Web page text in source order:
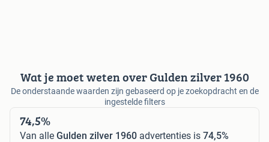
Wat je moet weten over Gulden zilver 1960
De onderstaande waarden zijn gebaseerd op je zoekopdracht en de
ingestelde filters
74,5%
Van alle Gulden zilver 1960 advertenties is 74,5%